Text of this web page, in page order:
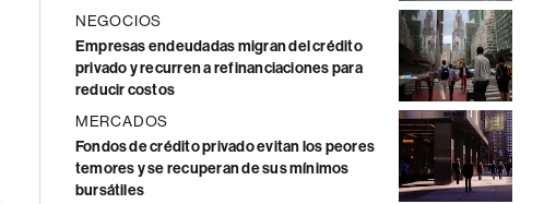
NEGOCIOS
Empresas endeudadas migran del crédito
privado y recurren a refinanciaciones para
reducir costos
MERCADOS
Fondos de crédito privado evitan los peores
temores y se recuperan de sus mínimos
bursátiles